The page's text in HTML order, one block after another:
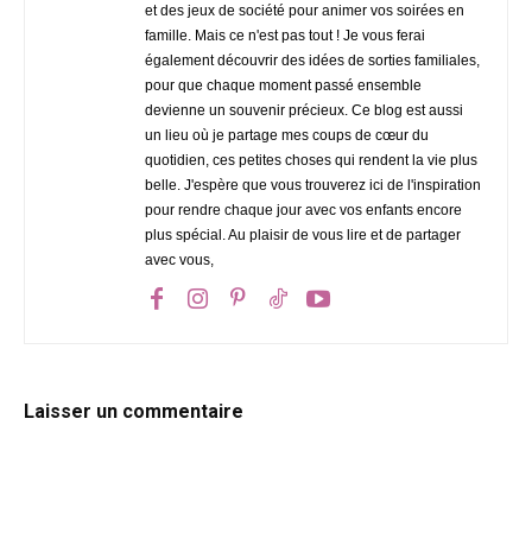
et des jeux de société pour animer vos soirées en
famille. Mais ce n'est pas tout ! Je vous ferai
également découvrir des idées de sorties familiales,
pour que chaque moment passé ensemble
devienne un souvenir précieux. Ce blog est aussi
un lieu où je partage mes coups de cœur du
quotidien, ces petites choses qui rendent la vie plus
belle. J'espère que vous trouverez ici de l'inspiration
pour rendre chaque jour avec vos enfants encore
plus spécial. Au plaisir de vous lire et de partager
avec vous,
Laisser un commentaire